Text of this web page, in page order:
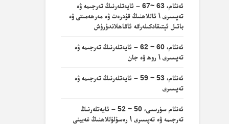
ئەنئام، 63 ~67 – ئايەتلەرنىڭ تەرجىمە ۋە
تەپسىرى \ ئاللاھنىڭ قۇدرەت ۋە مەرھەمىتى ۋە
باتىل ئېتىقادكىلەرگە ئاگاھلاندۇرۇش
ئەنئام، 60 ~ 62 – ئايەتلەرنىڭ تەرجىمە ۋە
تەپسىرى \ روھ ۋە جان
ئەنئام، 53 ~ 59 – ئايەتلەرنىڭ تەرجىمە ۋە
تەپسىرى
ئەنئام سۈرىسى، 50 ~ 52 – ئايەتلەرنىڭ
تەرجىمە ۋە تەپسىرى \ رەسۇلۇللاھنىڭ غەيبنى